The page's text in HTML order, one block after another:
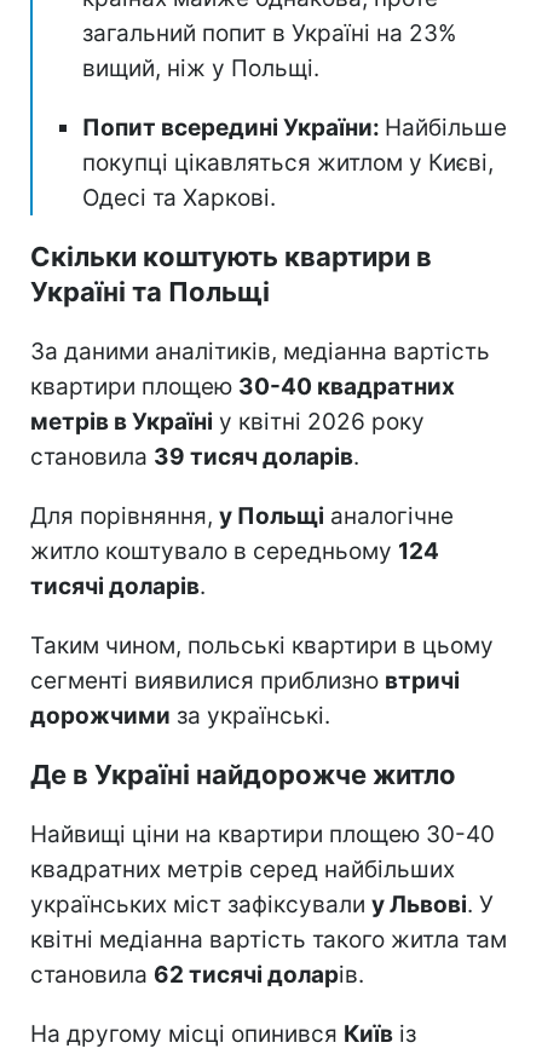
загальний попит в Україні на 23%
вищий, ніж у Польщі.
Попит всередині України: Найбільше
покупці цікавляться житлом у Києві,
Одесі та Харкові.
Скільки коштують квартири в
Україні та Польщі
За даними аналітиків, медіанна вартість
квартири площею 30-40 квадратних
метрів в Україні у квітні 2026 року
становила 39 тисяч доларів.
Для порівняння, у Польщі аналогічне
житло коштувало в середньому 124
тисячі доларів.
Таким чином, польські квартири в цьому
сегменті виявилися приблизно втричі
дорожчими за українські.
Де в Україні найдорожче житло
Найвищі ціни на квартири площею 30-40
квадратних метрів серед найбільших
українських міст зафіксували у Львові. У
квітні медіанна вартість такого житла там
становила 62 тисячі доларів.
На другому місці опинився Київ із